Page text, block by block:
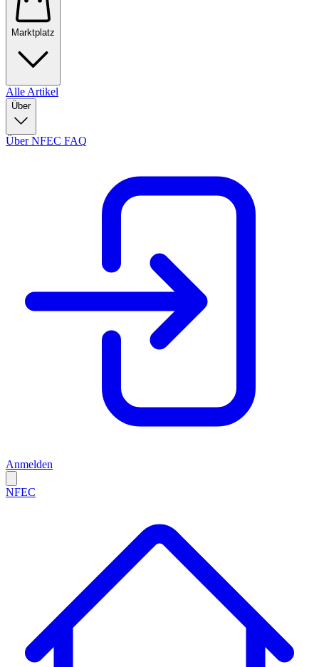
Marktplatz
Alle Artikel
Über
Über NFEC FAQ
Anmelden
NFEC